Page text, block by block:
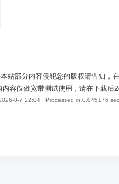
站部分内容侵犯您的版权请告知，
容仅做宽带测试使用，请在下载后
8-7 22:04 , Processed in 0.045176